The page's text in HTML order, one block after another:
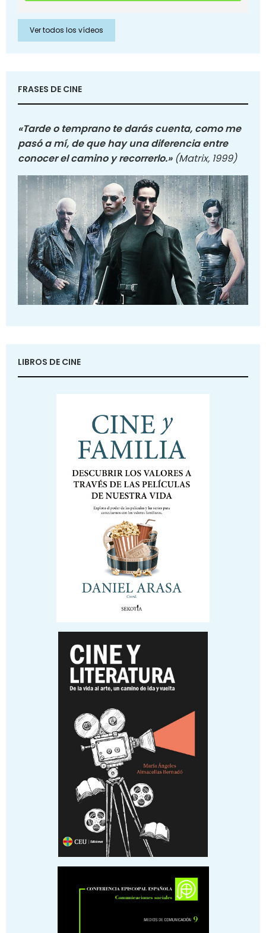
Ver todos los vídeos
FRASES DE CINE
«Tarde o temprano te darás cuenta, como me
pasó a mí, de que hay una diferencia entre
conocer el camino y recorrerlo.» (Matrix, 1999)
LIBROS DE CINE